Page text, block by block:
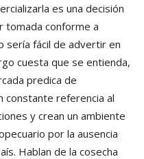
es una decisión
tomada conforme a
sería fácil de advertir en
cuesta que se entienda,
predica de
constante referencia al
y crean un ambiente
por la ausencia
Hablan de la cosecha